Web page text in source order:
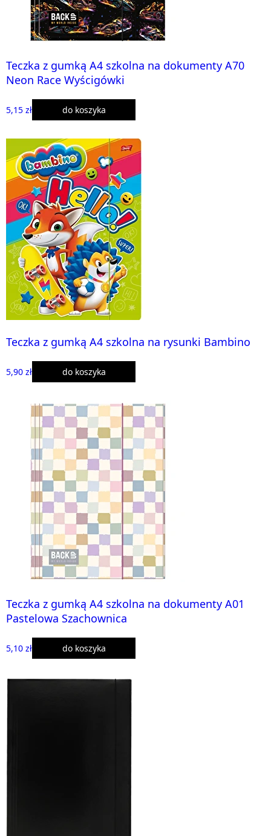
Teczka z gumką A4 szkolna na dokumenty A70
Neon Race Wyścigówki
5,15 zł do koszyka
Teczka z gumką A4 szkolna na rysunki Bambino
5,90 zł do koszyka
Teczka z gumką A4 szkolna na dokumenty A01
Pastelowa Szachownica
5,10 zł do koszyka